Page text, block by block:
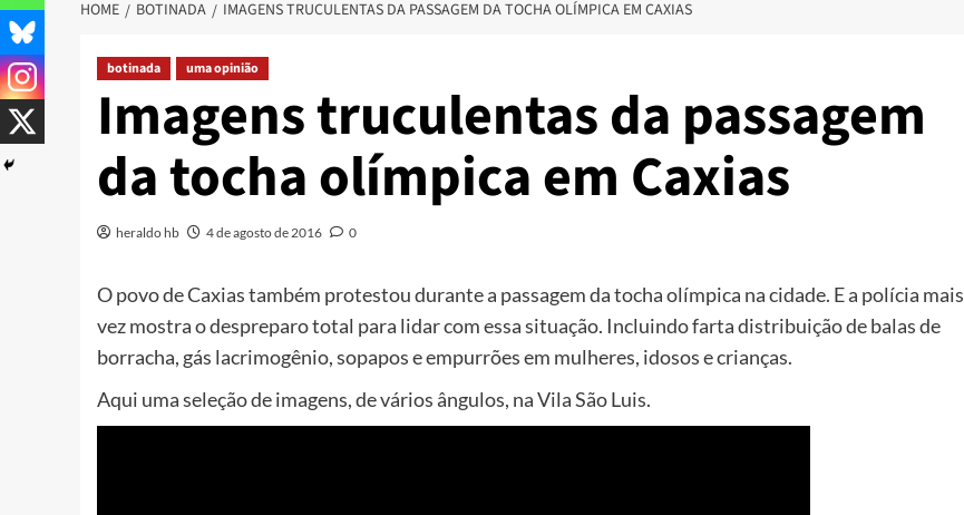
HOME BOTINADA IMAGENS TRUCULENTAS DA PASSAGEM DA TOCHA OLÍMPICA EM CAXIAS
botinada uma opinião
Imagens truculentas da passagem
da tocha olímpica em Caxias
heraldo hb 4 de agosto de 2016 0
O povo de Caxias também protestou durante a passagem da tocha olímpica na cidade. E a polícia mais
vez mostra o despreparo total para lidar com essa situação. Incluindo farta distribuição de balas de
borracha, gás lacrimogênio, sopapos e empurrões em mulheres, idosos e crianças.
Aqui uma seleção de imagens, de vários ângulos, na Vila São Luis.